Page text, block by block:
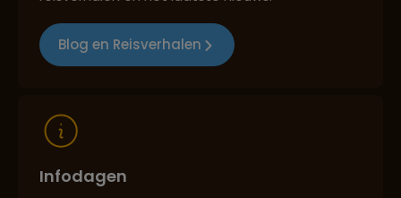
Blog en Reisverhalen
Infodagen